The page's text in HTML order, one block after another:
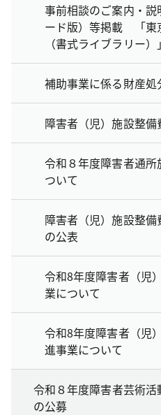
事前相談のご案内・
ード版）等掲載 「東
（書式ライブラリー）」
補助事業に係る財産処
障害者（児）施設整
令和８年度障害者通
ついて
障害者（児）施設整
の公表
令和8年度障害者（児
業について
令和8年度障害者（児
進事業について
令和８年度障害者芸術
の公募